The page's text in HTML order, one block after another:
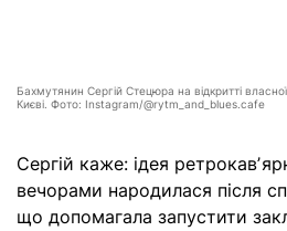
Бахмутянин Сергій Стецюра на відкритті
Києві. Фото: Instagram/@rytm_and_blues.cafe
Сергій каже: ідея
вечорами народилася після
що допомагала запустити